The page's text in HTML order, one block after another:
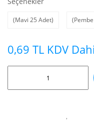
(Mavi 25 Adet)
0,69 TL KDV